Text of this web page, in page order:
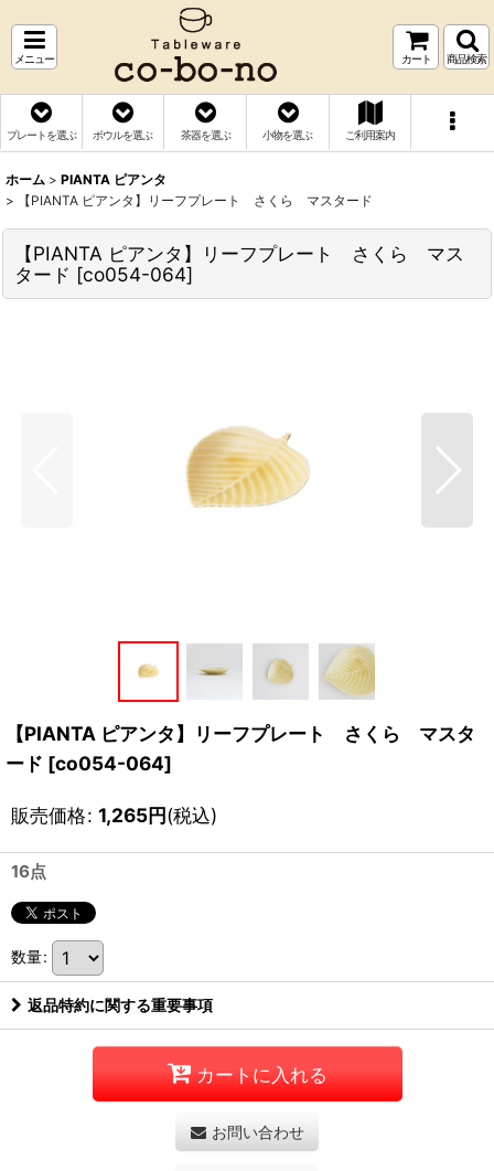
メニュー カート 商品検索
プレートを選ぶ ボウルを選ぶ 茶器を選ぶ 小物を選ぶ ご利用案内
ホーム > PIANTA ピアンタ
>
【PIANTA ピアンタ】リーフプレート さくら マスタード
【PIANTA ピアンタ】リーフプレート さくら マス
タード [co054-064]
【PIANTA ピアンタ】リーフプレート さくら マスタ
ード [co054-064]
販売価格: 1,265円(税込)
16点
数量:
返品特約に関する重要事項
カートに入れる
お問い合わせ